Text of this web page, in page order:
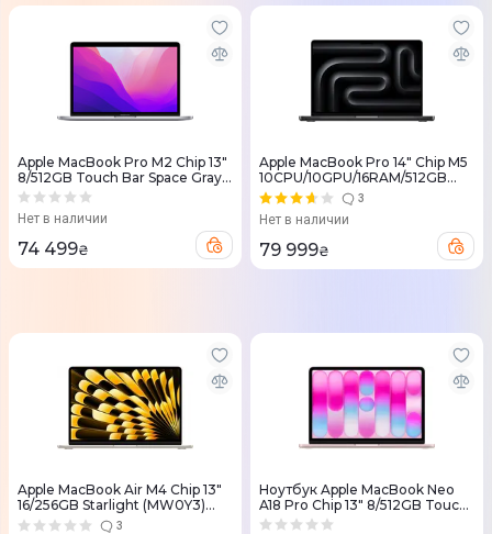
Apple MacBook Pro M2 Chip 13"
8/512GB Touch Bar Space Gray
(MNEJ3) 2022
Нет в наличии
74 499₴
Apple MacBook Pro 14" Chip M5
10CPU/10GPU/16RAM/512GB
Space Black (MDE04) 2025
3
Нет в наличии
79 999₴
Apple MacBook Air M4 Chip 13"
16/256GB Starlight (MW0Y3)
2025
3
Ноутбук Apple MacBook Neo
A18 Pro Chip 13" 8/512GB Touch
ID Blush (MHFJ4) 2026